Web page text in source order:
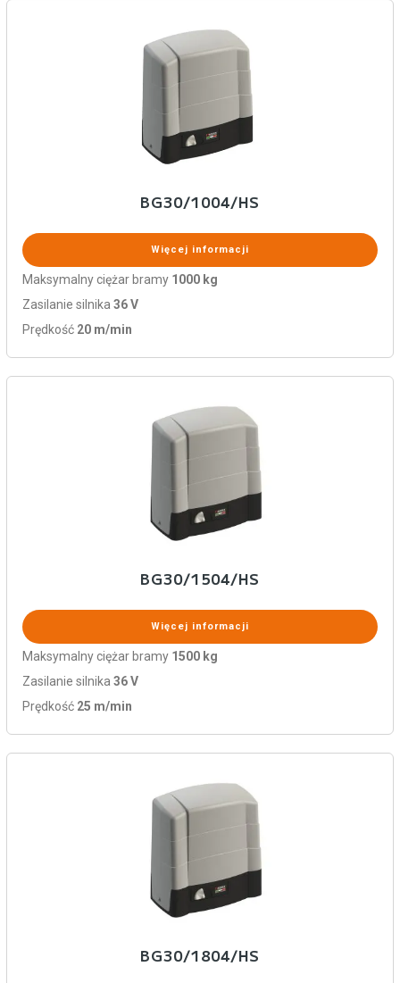
BG30/1004/HS
Więcej informacji
Maksymalny ciężar bramy 1000 kg
Zasilanie silnika 36 V
Prędkość 20 m/min
BG30/1504/HS
Więcej informacji
Maksymalny ciężar bramy 1500 kg
Zasilanie silnika 36 V
Prędkość 25 m/min
BG30/1804/HS